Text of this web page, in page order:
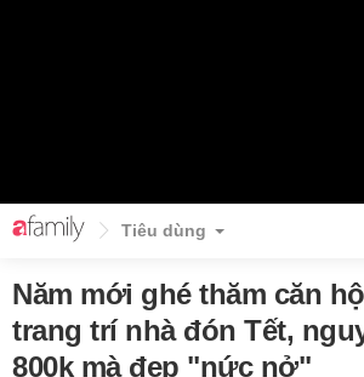
Tiêu dùng
Năm mới ghé thăm căn
trang trí nhà đón Tết,
800k mà đẹp "nức nở"